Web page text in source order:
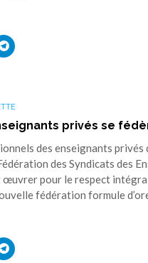
Cliquez
pour
nouvelle
fenêtre)
privés se
des enseignants privés
des Syndicats des
œuvrer pour le respect
fédération formule
Cliquez
pour